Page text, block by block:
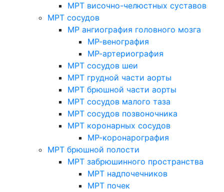
МРТ височно-челюстных суставов
МРТ сосудов
МР ангиография головного мозга
МР-венография
МР-артериография
МРТ сосудов шеи
МРТ грудной части аорты
МРТ брюшной части аорты
МРТ сосудов малого таза
МРТ сосудов позвоночника
МРТ коронарных сосудов
МР-коронарография
МРТ брюшной полости
МРТ забрюшинного пространства
МРТ надпочечников
МРТ почек